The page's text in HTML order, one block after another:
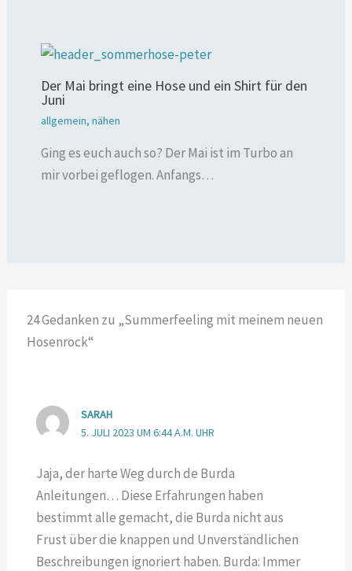
Der Mai bringt eine Hose und ein Shirt für den
Juni
allgemein, nähen
Ging es euch auch so? Der Mai ist im Turbo an
mir vorbei geflogen. Anfangs…
24 Gedanken zu „Summerfeeling mit meinem neuen
Hosenrock“
SARAH
5. JULI 2023 UM 6:44 A.M. UHR
Jaja, der harte Weg durch de Burda
Anleitungen… Diese Erfahrungen haben
bestimmt alle gemacht, die Burda nicht aus
Frust über die knappen und Unverständlichen
Beschreibungen ignoriert haben. Burda: Immer